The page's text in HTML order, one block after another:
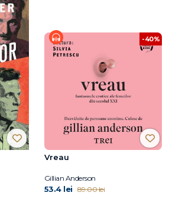
-40%
Vreau
Gillian Anderson
53.4 lei 89.00 lei